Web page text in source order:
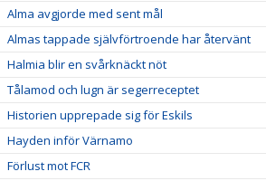
Alma avgjorde med sent mål
Almas tappade självförtroende har återvänt
Halmia blir en svårknäckt nöt
Tålamod och lugn är segerreceptet
Historien upprepade sig för Eskils
Hayden inför Värnamo
Förlust mot FCR